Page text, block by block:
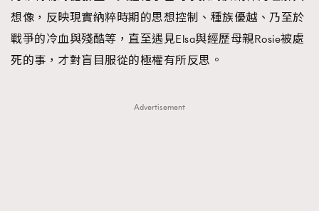
想像，反映現實納粹時期的思想控制、種族優越、乃至於
戰爭的冷血與殘酷等，直至遇見Elsa與經歷母親Rosie被處
死的事，才對盲目服從的極權有所反思。
Advertisement